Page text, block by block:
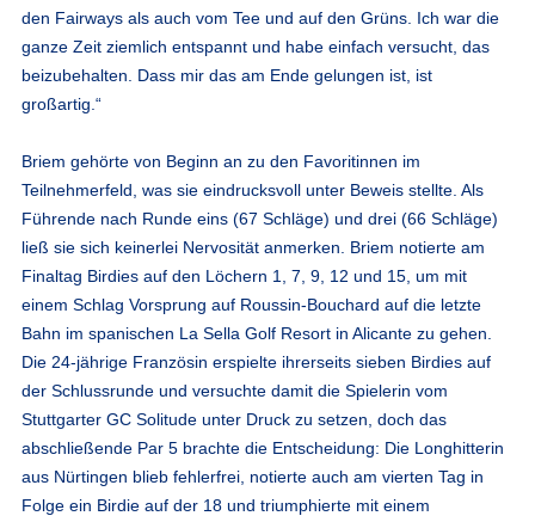
den Fairways als auch vom Tee und auf den Grüns. Ich war die
ganze Zeit ziemlich entspannt und habe einfach versucht, das
beizubehalten. Dass mir das am Ende gelungen ist, ist
großartig.“
Briem gehörte von Beginn an zu den Favoritinnen im
Teilnehmerfeld, was sie eindrucksvoll unter Beweis stellte. Als
Führende nach Runde eins (67 Schläge) und drei (66 Schläge)
ließ sie sich keinerlei Nervosität anmerken. Briem notierte am
Finaltag Birdies auf den Löchern 1, 7, 9, 12 und 15, um mit
einem Schlag Vorsprung auf Roussin-Bouchard auf die letzte
Bahn im spanischen La Sella Golf Resort in Alicante zu gehen.
Die 24-jährige Französin erspielte ihrerseits sieben Birdies auf
der Schlussrunde und versuchte damit die Spielerin vom
Stuttgarter GC Solitude unter Druck zu setzen, doch das
abschließende Par 5 brachte die Entscheidung: Die Longhitterin
aus Nürtingen blieb fehlerfrei, notierte auch am vierten Tag in
Folge ein Birdie auf der 18 und triumphierte mit einem